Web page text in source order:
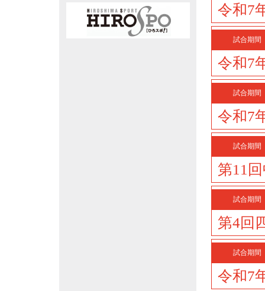
令和7
試合期間
令和7
試合期間
令和7
試合期間
第11
試合期間
第4回
試合期間
令和7